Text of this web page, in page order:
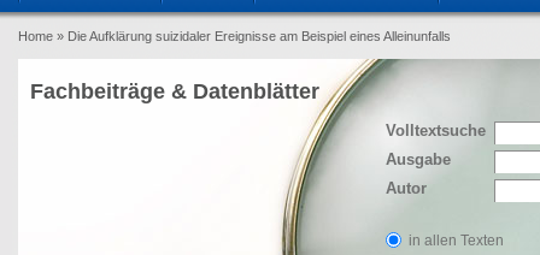
Home » Die Aufklärung suizidaler Ereignisse am Beispiel eines Alleinunfalls
Volltextsuche
Ausgabe
Autor
in allen Texten
Fachbeiträge & Datenblätter